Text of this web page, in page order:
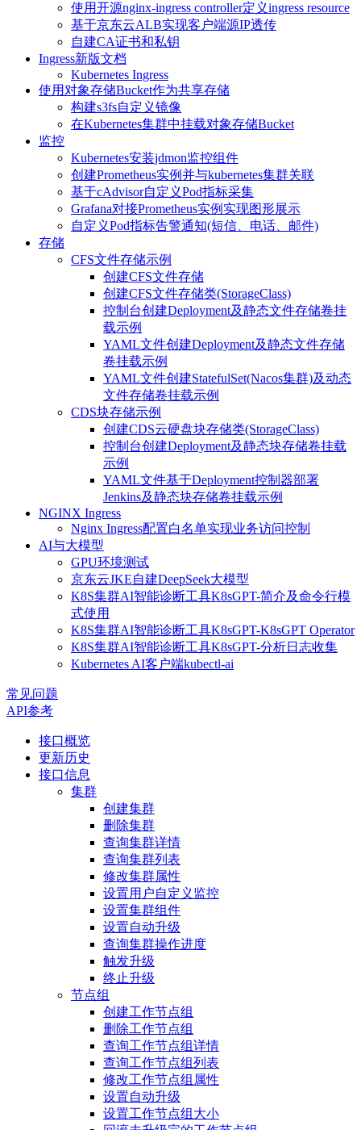
使用开源nginx-ingress controller定义ingress resource
基于京东云ALB实现客户端源IP透传
自建CA证书和私钥
Ingress新版文档
Kubernetes Ingress
使用对象存储Bucket作为共享存储
构建s3fs自定义镜像
在Kubernetes集群中挂载对象存储Bucket
监控
Kubernetes安装jdmon监控组件
创建Prometheus实例并与kubernetes集群关联
基于cAdvisor自定义Pod指标采集
Grafana对接Prometheus实例实现图形展示
自定义Pod指标告警通知(短信、电话、邮件)
存储
CFS文件存储示例
创建CFS文件存储
创建CFS文件存储类(StorageClass)
控制台创建Deployment及静态文件存储卷挂
载示例
YAML文件创建Deployment及静态文件存储
卷挂载示例
YAML文件创建StatefulSet(Nacos集群)及动态
文件存储卷挂载示例
CDS块存储示例
创建CDS云硬盘块存储类(StorageClass)
控制台创建Deployment及静态块存储卷挂载
示例
YAML文件基于Deployment控制器部署
Jenkins及静态块存储卷挂载示例
NGINX Ingress
Nginx Ingress配置白名单实现业务访问控制
AI与大模型
GPU环境测试
京东云JKE自建DeepSeek大模型
K8S集群AI智能诊断工具K8sGPT-简介及命令行模
式使用
K8S集群AI智能诊断工具K8sGPT-K8sGPT Operator
K8S集群AI智能诊断工具K8sGPT-分析日志收集
Kubernetes AI客户端kubectl-ai
常见问题
API参考
接口概览
更新历史
接口信息
集群
创建集群
删除集群
查询集群详情
查询集群列表
修改集群属性
设置用户自定义监控
设置集群组件
设置自动升级
查询集群操作进度
触发升级
终止升级
节点组
创建工作节点组
删除工作节点组
查询工作节点组详情
查询工作节点组列表
修改工作节点组属性
设置自动升级
设置工作节点组大小